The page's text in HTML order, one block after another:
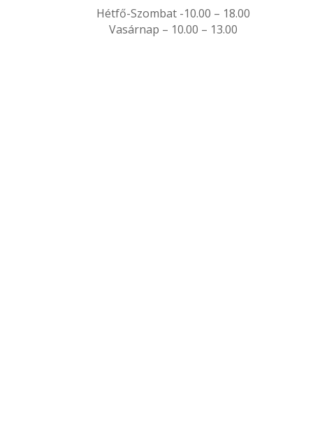
Hétfő-Szombat -10.00 – 18.00
Vasárnap – 10.00 – 13.00